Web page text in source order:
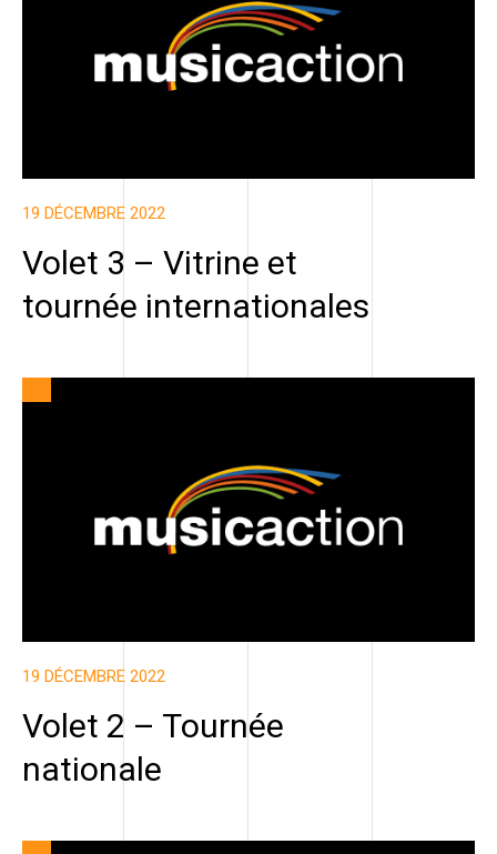
19 DÉCEMBRE 2022
Volet 3 – Vitrine et
tournée internationales
19 DÉCEMBRE 2022
Volet 2 – Tournée
nationale